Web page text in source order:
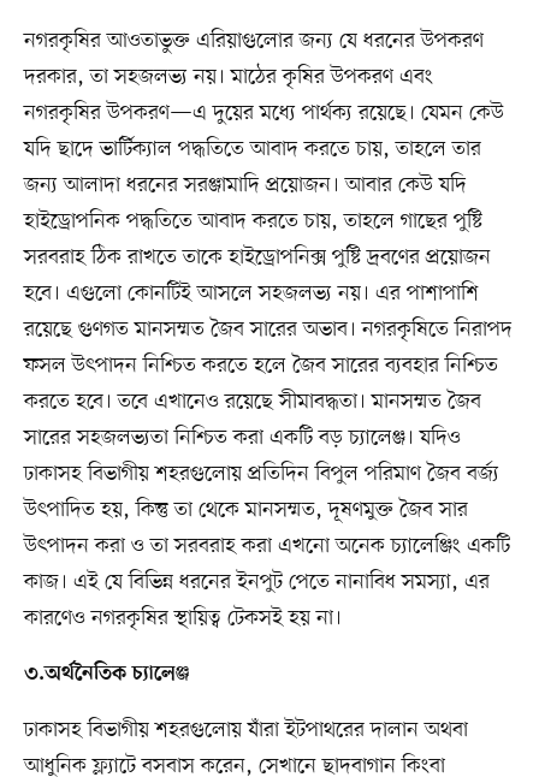
নগরকৃষির আওতাভুক্ত এরিয়াগুলোর জন্য যে ধরনের উপকরণ
দরকার, তা সহজলভ্য নয়। মাঠের কৃষির উপকরণ এবং
নগরকৃষির উপকরণ—এ দুয়ের মধ্যে পার্থক্য রয়েছে। যেমন কেউ
যদি ছাদে ভার্টিক্যাল পদ্ধতিতে আবাদ করতে চায়, তাহলে তার
জন্য আলাদা ধরনের সরঞ্জামাদি প্রয়োজন। আবার কেউ যদি
হাইড্রোপনিক পদ্ধতিতে আবাদ করতে চায়, তাহলে গাছের পুষ্টি
সরবরাহ ঠিক রাখতে তাকে হাইড্রোপনিক্স পুষ্টি দ্রবণের প্রয়োজন
হবে। এগুলো কোনটিই আসলে সহজলভ্য নয়। এর পাশাপাশি
রয়েছে গুণগত মানসম্মত জৈব সারের অভাব। নগরকৃষিতে নিরাপদ
ফসল উৎপাদন নিশ্চিত করতে হলে জৈব সারের ব্যবহার নিশ্চিত
করতে হবে। তবে এখানেও রয়েছে সীমাবদ্ধতা। মানসম্মত জৈব
সারের সহজলভ্যতা নিশ্চিত করা একটি বড় চ্যালেঞ্জ। যদিও
ঢাকাসহ বিভাগীয় শহরগুলোয় প্রতিদিন বিপুল পরিমাণ জৈব বর্জ্য
উৎপাদিত হয়, কিন্তু তা থেকে মানসম্মত, দূষণমুক্ত জৈব সার
উৎপাদন করা ও তা সরবরাহ করা এখনো অনেক চ্যালেঞ্জিং একটি
কাজ। এই যে বিভিন্ন ধরনের ইনপুট পেতে নানাবিধ সমস্যা, এর
কারণেও নগরকৃষির স্থায়িত্ব টেকসই হয় না।
৩.অর্থনৈতিক চ্যালেঞ্জ
ঢাকাসহ বিভাগীয় শহরগুলোয় যাঁরা ইটপাথরের দালান অথবা
আধুনিক ফ্ল্যাটে বসবাস করেন, সেখানে ছাদবাগান কিংবা